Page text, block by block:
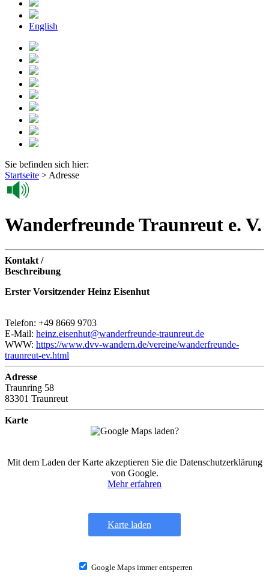
English
Sie befinden sich hier:
Startseite > Adresse
Wanderfreunde Traunreut e. V.
Kontakt /
Beschreibung
Erster Vorsitzender Heinz Eisenhut
Telefon: +49 8669 9703
E-Mail: heinz.eisenhut@wanderfreunde-traunreut.de
WWW: https://www.dvv-wandern.de/vereine/wanderfreunde-
traunreut-ev.html
Adresse
Traunring 58
83301 Traunreut
Karte
Mit dem Laden der Karte akzeptieren Sie die Datenschutzerklärung
von Google.
Mehr erfahren
Karte laden
Google Maps immer entsperren